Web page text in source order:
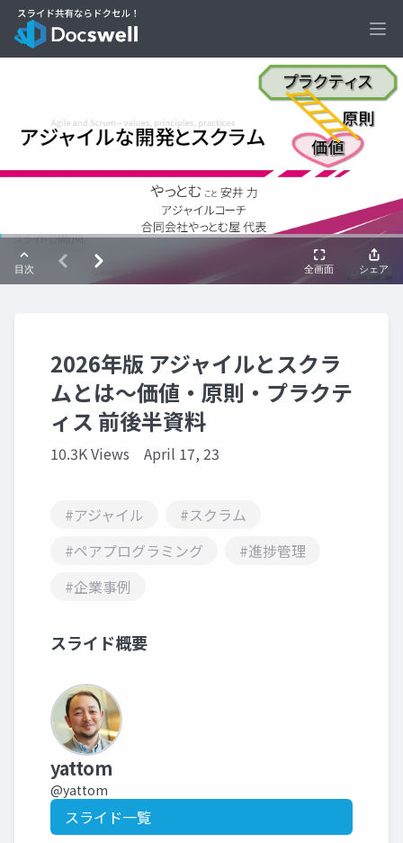
2026年版 アジャイルとスクラ
ムとは～価値・原則・プラクテ
ィス 前後半資料
10.3K Views April 17, 23
#アジャイル
#スクラム
#ペアプログラミング
#進捗管理
#企業事例
スライド概要
yattom
@yattom
スライド一覧